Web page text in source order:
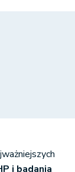
i badania